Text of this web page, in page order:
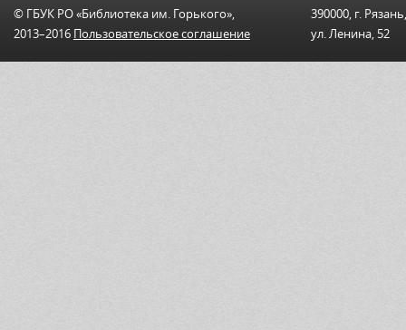
© ГБУК РО «Библиотека им. Горького»,
2013–2016 Пользовательскоe соглашениe
390000, г. Рязань,
ул. Ленина, 52